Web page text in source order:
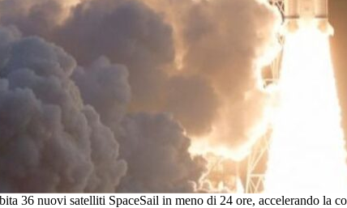
36 nuovi satelliti SpaceSail in meno di 24 ore, accelerando la